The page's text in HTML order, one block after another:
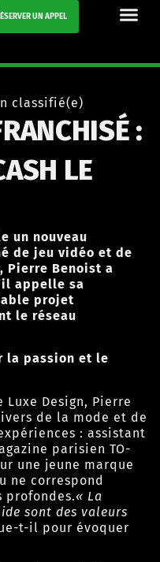
UN APPEL
classifié(e)
:
LE
un nouveau
de jeu vidéo et de
Pierre Benoist a
appelle sa
projet
le réseau
la passion et le
Luxe Design, Pierre
de la mode et de
: assistant
parisien TO-
une jeune marque
ne correspond
profondes.« La
sont des valeurs
t-il pour évoquer